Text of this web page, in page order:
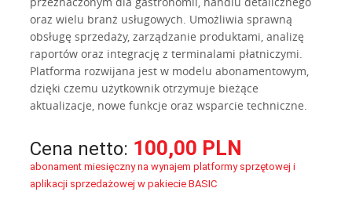
oraz wielu branż usługowych. Umożliwia sprawną
obsługę sprzedaży, zarządzanie produktami, analizę
raportów oraz integrację z terminalami płatniczymi.
Platforma rozwijana jest w modelu abonamentowym,
dzięki czemu użytkownik otrzymuje bieżące
aktualizacje, nowe funkcje oraz wsparcie techniczne.
Cena netto: 100,00 PLN
abonament miesięczny na wynajem platformy sprzętowej i
aplikacji sprzedażowej w pakiecie BASIC